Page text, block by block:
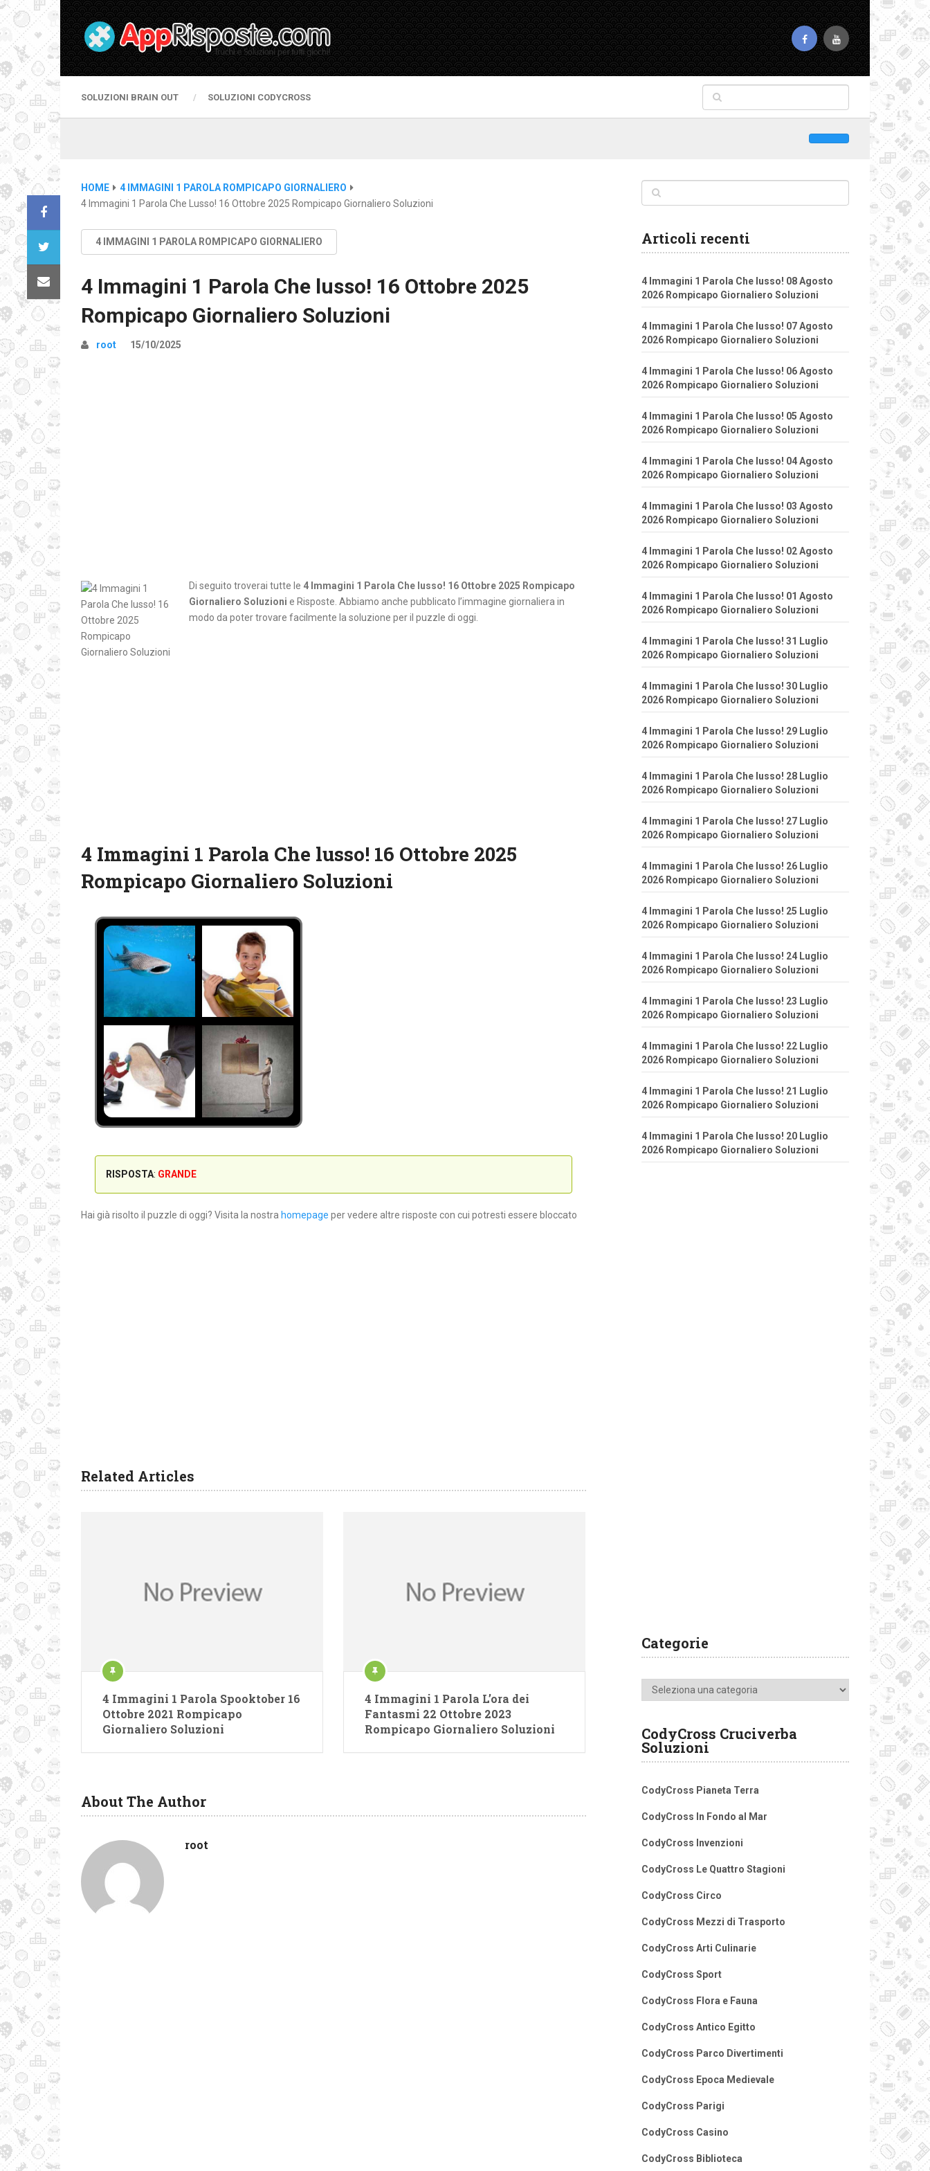
SOLUZIONI BRAIN OUT SOLUZIONI CODYCROSS
HOME
4 IMMAGINI 1 PAROLA ROMPICAPO GIORNALIERO
4 Immagini 1 Parola Che Lusso! 16 Ottobre 2025 Rompicapo Giornaliero Soluzioni
4 IMMAGINI 1 PAROLA ROMPICAPO GIORNALIERO
4 Immagini 1 Parola Che lusso! 16 Ottobre 2025
Rompicapo Giornaliero Soluzioni
root 15/10/2025
Di seguito troverai tutte le 4 Immagini 1 Parola Che lusso! 16 Ottobre 2025 Rompicapo
Giornaliero Soluzioni e Risposte. Abbiamo anche pubblicato l’immagine giornaliera in
modo da poter trovare facilmente la soluzione per il puzzle di oggi.
4 Immagini 1 Parola Che lusso! 16 Ottobre 2025
Rompicapo Giornaliero Soluzioni
RISPOSTA: GRANDE
Hai già risolto il puzzle di oggi? Visita la nostra homepage per vedere altre risposte con cui potresti essere bloccato
Related Articles
4 Immagini 1 Parola Spooktober 16
Ottobre 2021 Rompicapo
Giornaliero Soluzioni
4 Immagini 1 Parola L’ora dei
Fantasmi 22 Ottobre 2023
Rompicapo Giornaliero Soluzioni
About The Author
root
Articoli recenti
4 Immagini 1 Parola Che lusso! 08 Agosto
2026 Rompicapo Giornaliero Soluzioni
4 Immagini 1 Parola Che lusso! 07 Agosto
2026 Rompicapo Giornaliero Soluzioni
4 Immagini 1 Parola Che lusso! 06 Agosto
2026 Rompicapo Giornaliero Soluzioni
4 Immagini 1 Parola Che lusso! 05 Agosto
2026 Rompicapo Giornaliero Soluzioni
4 Immagini 1 Parola Che lusso! 04 Agosto
2026 Rompicapo Giornaliero Soluzioni
4 Immagini 1 Parola Che lusso! 03 Agosto
2026 Rompicapo Giornaliero Soluzioni
4 Immagini 1 Parola Che lusso! 02 Agosto
2026 Rompicapo Giornaliero Soluzioni
4 Immagini 1 Parola Che lusso! 01 Agosto
2026 Rompicapo Giornaliero Soluzioni
4 Immagini 1 Parola Che lusso! 31 Luglio
2026 Rompicapo Giornaliero Soluzioni
4 Immagini 1 Parola Che lusso! 30 Luglio
2026 Rompicapo Giornaliero Soluzioni
4 Immagini 1 Parola Che lusso! 29 Luglio
2026 Rompicapo Giornaliero Soluzioni
4 Immagini 1 Parola Che lusso! 28 Luglio
2026 Rompicapo Giornaliero Soluzioni
4 Immagini 1 Parola Che lusso! 27 Luglio
2026 Rompicapo Giornaliero Soluzioni
4 Immagini 1 Parola Che lusso! 26 Luglio
2026 Rompicapo Giornaliero Soluzioni
4 Immagini 1 Parola Che lusso! 25 Luglio
2026 Rompicapo Giornaliero Soluzioni
4 Immagini 1 Parola Che lusso! 24 Luglio
2026 Rompicapo Giornaliero Soluzioni
4 Immagini 1 Parola Che lusso! 23 Luglio
2026 Rompicapo Giornaliero Soluzioni
4 Immagini 1 Parola Che lusso! 22 Luglio
2026 Rompicapo Giornaliero Soluzioni
4 Immagini 1 Parola Che lusso! 21 Luglio
2026 Rompicapo Giornaliero Soluzioni
4 Immagini 1 Parola Che lusso! 20 Luglio
2026 Rompicapo Giornaliero Soluzioni
Categorie
Categorie
CodyCross Cruciverba
Soluzioni
CodyCross Pianeta Terra
CodyCross In Fondo al Mar
CodyCross Invenzioni
CodyCross Le Quattro Stagioni
CodyCross Circo
CodyCross Mezzi di Trasporto
CodyCross Arti Culinarie
CodyCross Sport
CodyCross Flora e Fauna
CodyCross Antico Egitto
CodyCross Parco Divertimenti
CodyCross Epoca Medievale
CodyCross Parigi
CodyCross Casino
CodyCross Biblioteca